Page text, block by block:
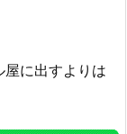
に出すよりは